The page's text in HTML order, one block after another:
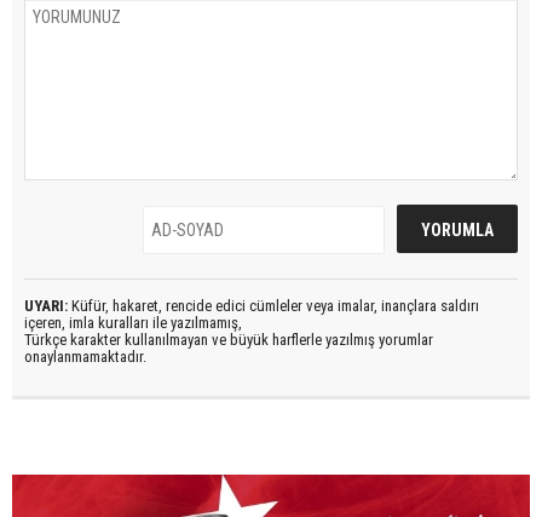
UYARI: Küfür, hakaret, rencide edici cümleler veya imalar, inançlara saldırı
içeren, imla kuralları ile yazılmamış,
Türkçe karakter kullanılmayan ve büyük harflerle yazılmış yorumlar
onaylanmamaktadır.